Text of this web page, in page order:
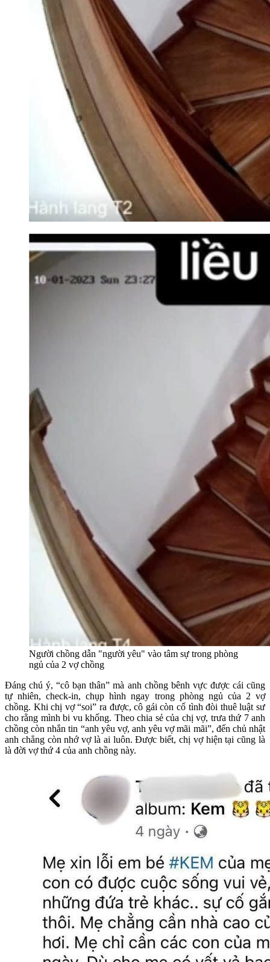
Người chồng dẫn "người yêu" vào tâm sự trong phòng
ngủ của 2 vợ chồng
Đáng chú ý, “cô bạn thân” mà anh chồng bênh vực được cái cũng
tự nhiên, check-in, chụp hình ngay trong phòng ngủ của 2 vợ
chồng. Khi chị vợ “soi” ra được, cô gái còn cố tình đòi thuê luật sư
cho rằng mình bi vu khống. Theo chia sẻ của chị vợ, trưa thứ 7 anh
chồng còn nhắn tin “anh yêu vợ, anh yêu vợ mãi mãi”, đến chủ nhật
anh chẳng còn nhớ vợ là ai luôn. Được biết, chị vợ hiện tại cũng là
là đời vợ thứ 4 của anh chồng này.